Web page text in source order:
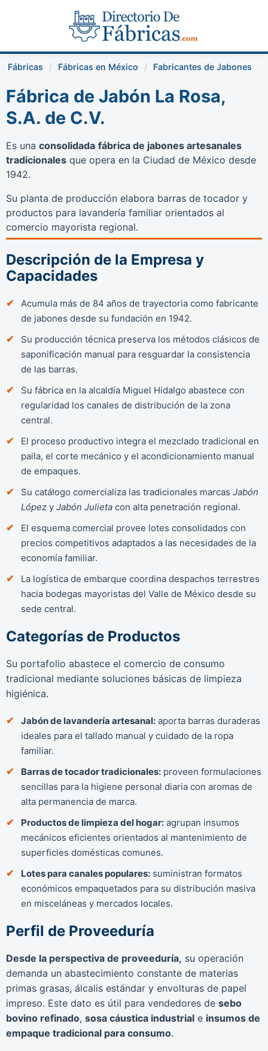
Fábricas Fábricas en México Fabricantes de Jabones
Fábrica de Jabón La Rosa,
S.A. de C.V.
Es una consolidada fábrica de jabones artesanales
tradicionales que opera en la Ciudad de México desde
1942.
Su planta de producción elabora barras de tocador y
productos para lavandería familiar orientados al
comercio mayorista regional.
Descripción de la Empresa y
Capacidades
Acumula más de 84 años de trayectoria como fabricante
de jabones desde su fundación en 1942.
Su producción técnica preserva los métodos clásicos de
saponificación manual para resguardar la consistencia
de las barras.
Su fábrica en la alcaldía Miguel Hidalgo abastece con
regularidad los canales de distribución de la zona
central.
El proceso productivo integra el mezclado tradicional en
paila, el corte mecánico y el acondicionamiento manual
de empaques.
Su catálogo comercializa las tradicionales marcas Jabón
López y Jabón Julieta con alta penetración regional.
El esquema comercial provee lotes consolidados con
precios competitivos adaptados a las necesidades de la
economía familiar.
La logística de embarque coordina despachos terrestres
hacia bodegas mayoristas del Valle de México desde su
sede central.
Categorías de Productos
Su portafolio abastece el comercio de consumo
tradicional mediante soluciones básicas de limpieza
higiénica.
Jabón de lavandería artesanal: aporta barras duraderas
ideales para el tallado manual y cuidado de la ropa
familiar.
Barras de tocador tradicionales: proveen formulaciones
sencillas para la higiene personal diaria con aromas de
alta permanencia de marca.
Productos de limpieza del hogar: agrupan insumos
mecánicos eficientes orientados al mantenimiento de
superficies domésticas comunes.
Lotes para canales populares: suministran formatos
económicos empaquetados para su distribución masiva
en misceláneas y mercados locales.
Perfil de Proveeduría
Desde la perspectiva de proveeduría, su operación
demanda un abastecimiento constante de materias
primas grasas, álcalis estándar y envolturas de papel
impreso. Este dato es útil para vendedores de sebo
bovino refinado, sosa cáustica industrial e insumos de
empaque tradicional para consumo.